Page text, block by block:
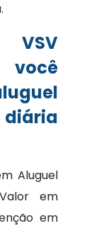
você
Aluguel
em
em